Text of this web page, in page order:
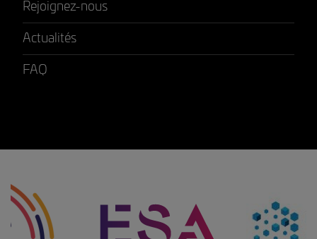
Rejoignez-nous
Actualités
FAQ